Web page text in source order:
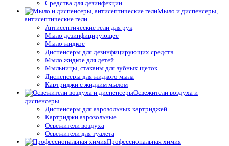
Средства для дезинфекции
Мыло и диспенсеры,
антисептические гели
Антисептические гели для рук
Мыло дезинфицирующее
Мыло жидкое
Диспенсеры для дезинфицирующих средств
Мыло жидкое для детей
Мыльницы, стаканы для зубных щеток
Диспенсеры для жидкого мыла
Картриджи с жидким мылом
Освежители воздуха и
диспенсеры
Диспенсеры для аэрозольных картриджей
Картриджи аэрозольные
Освежители воздуха
Освежители для туалета
Профессиональная химия